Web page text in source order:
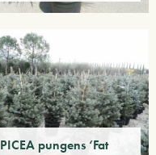
PICEA pungens ‘Fat